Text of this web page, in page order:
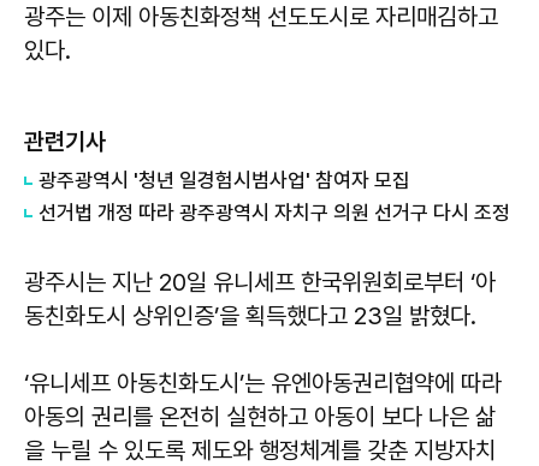
광주는 이제 아동친화정책 선도도시로 자리매김하고
있다.
관련기사
광주광역시 '청년 일경험시범사업' 참여자 모집
선거법 개정 따라 광주광역시 자치구 의원 선거구 다시 조정
광주시는 지난 20일 유니세프 한국위원회로부터 ‘아
동친화도시 상위인증’을 획득했다고 23일 밝혔다.
‘유니세프 아동친화도시’는 유엔아동권리협약에 따라
아동의 권리를 온전히 실현하고 아동이 보다 나은 삶
을 누릴 수 있도록 제도와 행정체계를 갖춘 지방자치